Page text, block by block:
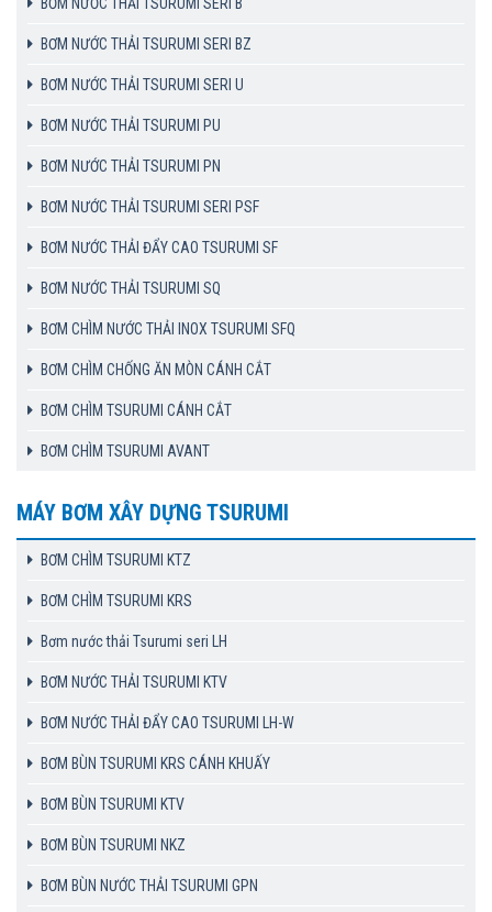
BƠM NƯỚC THẢI TSURUMI SERI BZ
BƠM NƯỚC THẢI TSURUMI SERI U
BƠM NƯỚC THẢI TSURUMI PU
BƠM NƯỚC THẢI TSURUMI PN
BƠM NƯỚC THẢI TSURUMI SERI PSF
BƠM NƯỚC THẢI ĐẨY CAO TSURUMI SF
BƠM NƯỚC THẢI TSURUMI SQ
BƠM CHÌM NƯỚC THẢI INOX TSURUMI SFQ
BƠM CHÌM CHỐNG ĂN MÒN CÁNH CẮT
BƠM CHÌM TSURUMI CÁNH CẮT
BƠM CHÌM TSURUMI AVANT
MÁY BƠM XÂY DỰNG TSURUMI
BƠM CHÌM TSURUMI KTZ
BƠM CHÌM TSURUMI KRS
Bơm nước thải Tsurumi seri LH
BƠM NƯỚC THẢI TSURUMI KTV
BƠM NƯỚC THẢI ĐẨY CAO TSURUMI LH-W
BƠM BÙN TSURUMI KRS CÁNH KHUẤY
BƠM BÙN TSURUMI KTV
BƠM BÙN TSURUMI NKZ
BƠM BÙN NƯỚC THẢI TSURUMI GPN